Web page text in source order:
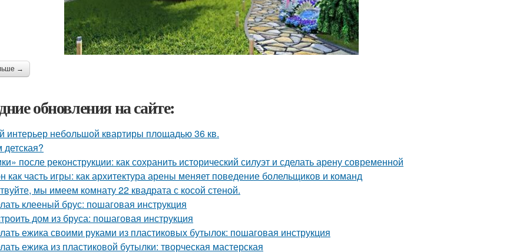
→
обновления на сайте:
интерьер небольшой квартиры площадью 36 кв.
детская?
после реконструкции: как сохранить исторический силуэт и сделать арену современной
как часть игры: как архитектура арены меняет поведение болельщиков и команд
мы имеем комнату 22 квадрата с косой стеной.
клееный брус: пошаговая инструкция
дом из бруса: пошаговая инструкция
ежика своими руками из пластиковых бутылок: пошаговая инструкция
ежика из пластиковой бутылки: творческая мастерская